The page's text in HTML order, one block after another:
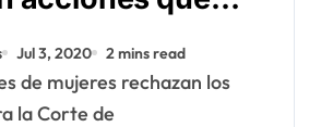
la justicia
Jul 3, 2020 2 mins read
la Corte de